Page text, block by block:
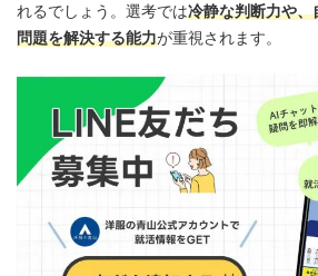
れるでしょう。選考では冷静な判断力や
問題を解決する能力が重視されます。